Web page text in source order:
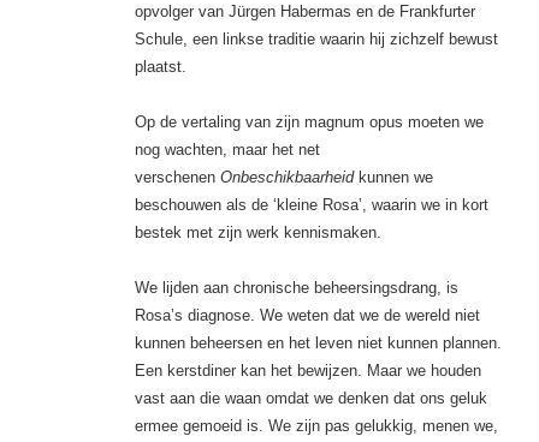
opvolger van Jürgen Habermas en de Frankfurter
Schule, een linkse traditie waarin hij zichzelf bewust
plaatst.
Op de vertaling van zijn magnum opus moeten we
nog wachten, maar het net
verschenen Onbeschikbaarheidkunnen we
beschouwen als de ‘kleine Rosa’, waarin we in kort
bestek met zijn werk kennismaken.
We lijden aan chronische beheersingsdrang, is
Rosa’s diagnose. We weten dat we de wereld niet
kunnen beheersen en het leven niet kunnen plannen.
Een kerstdiner kan het bewijzen. Maar we houden
vast aan die waan omdat we denken dat ons geluk
ermee gemoeid is. We zijn pas gelukkig, menen we,